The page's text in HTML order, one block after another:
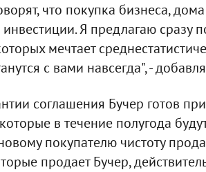
что покупка бизнеса,
инвестиции. Я предлагаю сразу
мечтает
с вами навсегда", -
соглашения Бучер готов
в течение полугода
покупателю чистоту
продает Бучер,